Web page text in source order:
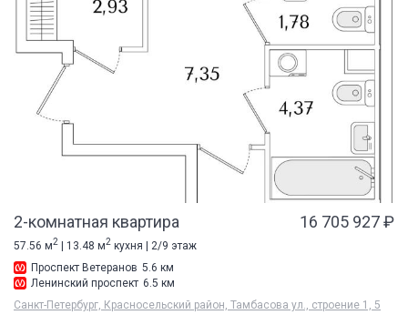
2-комнатная квартира 16 705 927 ₽
57.56 м2 | 13.48 м2 кухня | 2/9 этаж
Проспект Ветеранов 5.6 км
Ленинский проспект 6.5 км
Санкт-Петербург, Красносельский район, Тамбасова ул., строение 1, 5